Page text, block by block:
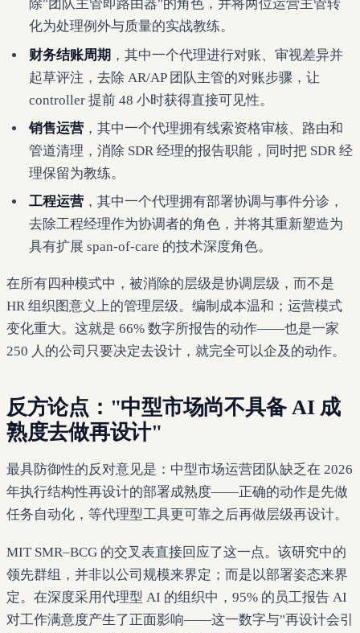
除"团队主管即路由器"的角色，并将两位运营主管转
化为处理例外与质量的实战教练。
财务结账周期 ，其中一个代理进行对账、审视差异并
起草评注，去除 AR/AP 团队主管的对账步骤，让
controller 提前 48 小时获得直接可见性。
销售运营 ，其中一个代理拥有线索资格审核、路由和
管道清理，消除 SDR 经理的报告职能，同时把 SDR 经
理保留为教练。
工程运营 ，其中一个代理拥有部署协调与事件分诊，
去除工程经理作为协调者的角色，并将其重新塑造为
具有扩展 span-of-care 的技术深度角色。
在所有四种模式中，被消除的层级是协调层级，而不是
HR 组织图意义上的管理层级。编制成本温和；运营模式
变化重大。这就是 66% 数字所报告的动作——也是一家
250 人的公司只要决定去设计，就完全可以企及的动作。
反方论点："中型市场尚不具备 AI 成
熟度去做再设计"
最具防御性的反对意见是：中型市场运营团队缺乏在 2026
年执行结构性再设计的部署成熟度——正确的动作是先做
任务自动化，等代理型工具更可靠之后再做层级再设计。
MIT SMR–BCG 的交叉表直接回应了这一点。该研究中的
领先群组，并非以公司规模来界定；而是以部署姿态来界
定。在深度采用代理型 AI 的组织中，95% 的员工报告 AI
对工作满意度产生了正面影响——这一数字与"再设计会引